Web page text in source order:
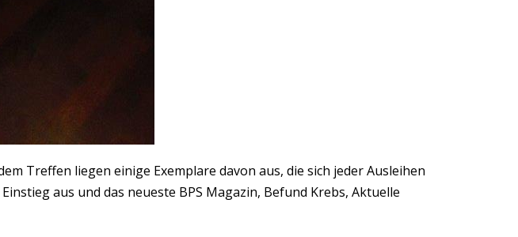
Treffen liegen einige Exemplare davon aus, die sich jeder Ausleihen
aus und das neueste BPS Magazin, Befund Krebs, Aktuelle